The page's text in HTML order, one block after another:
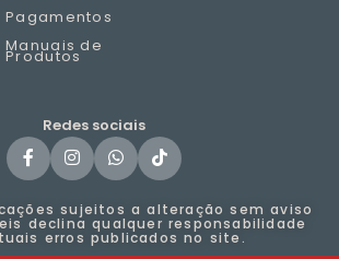
Pagamentos
Manuais de
Produtos
Redes sociais
sujeitos a alteração sem aviso
declina qualquer responsabilidade
erros publicados no site.